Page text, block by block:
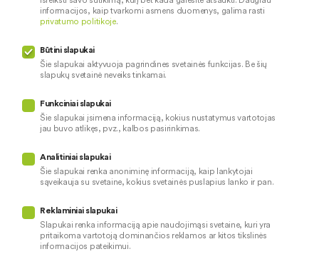
Socialinė atsakomybė
įkainiai
Pranešėjų apsauga
Privatumo politika
Naudojami slapukai
Pinigų plovimo prevencija
Skundų nagrinėjimas
Prieinamumo pareiškimas
informacijos, kaip tvarkomi asmens duomenys, galima rasti
privatumo politikoje.
Būtini slapukai
Šie slapukai aktyvuoja pagrindines svetainės funkcijas. Be šių
slapukų svetainė neveiks tinkamai.
Funkciniai slapukai
Šie slapukai įsimena informaciją, kokius nustatymus vartotojas
jau buvo atlikęs, pvz., kalbos pasirinkimas.
Analitiniai slapukai
Šie slapukai renka anoniminę informaciją, kaip lankytojai
sąveikauja su svetaine, kokius svetainės puslapius lanko ir pan.
Reklaminiai slapukai
Slapukai renka informaciją apie naudojimąsi svetaine, kuri yra
pritaikoma vartotoją dominančios reklamos ar kitos tikslinės
informacijos pateikimui.